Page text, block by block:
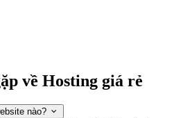
về Hosting giá rẻ
nào?